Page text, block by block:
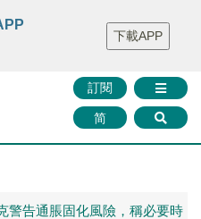
財華證券 媒體矩陣
智庫沙龍
聯絡我們
訂閱
简
下載APP
警告通脹固化風險，稱必要時